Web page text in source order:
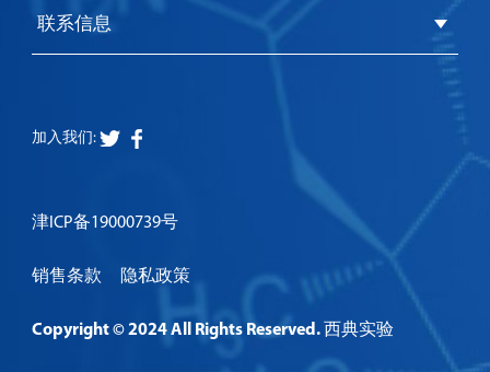
联系信息
加入我们:
津ICP备19000739号
销售条款 隐私政策
Copyright © 2024 All Rights Reserved. 西典实验